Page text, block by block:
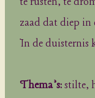
zaad dat diep in
In de duisternis
Thema’s:stilte,